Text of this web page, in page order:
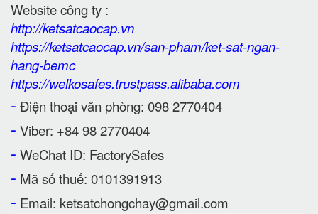
Website công ty :
http://ketsatcaocap.vn
https://ketsatcaocap.vn/san-pham/ket-sat-ngan-
hang-bemc
https://welkosafes.trustpass.alibaba.com
- Điện thoại văn phòng: 098 2770404
- Viber: +84 98 2770404
- WeChat ID: FactorySafes
- Mã số thuế: 0101391913
- Email: ketsatchongchay@gmail.com